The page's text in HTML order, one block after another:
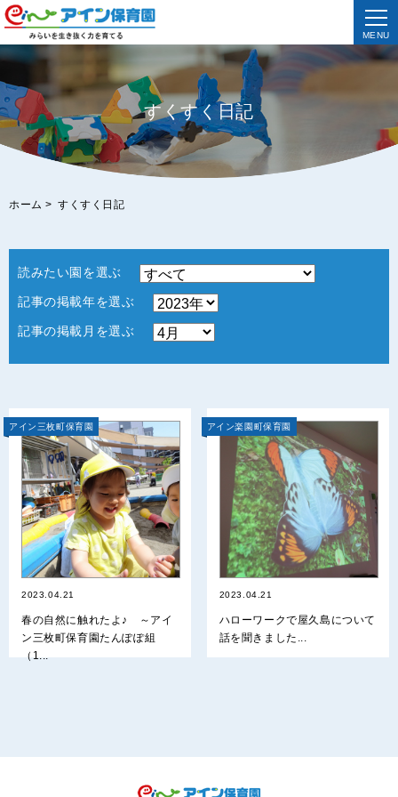
MENU
すくすく日記
ホーム > すくすく日記
読みたい園を選ぶ
記事の掲載年を選ぶ
記事の掲載月を選ぶ
アイン三枚町保育園
2023.04.21
春の自然に触れたよ♪ ～アイ
ン三枚町保育園たんぽぽ組
（1...
アイン楽園町保育園
2023.04.21
ハローワークで屋久島について
話を聞きました...